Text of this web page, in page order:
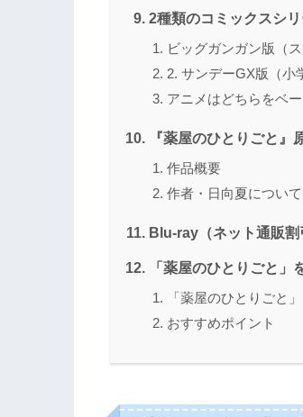
2種類のコミックスシ
ビッグガンガン版（
2. サンデーGX版（小
アニメはどちらをベ
『薬屋のひとりごと』
作品概要
作者・日向夏について
Blu-ray（ネット通販割
「薬屋のひとりごと」
「薬屋のひとりごと
おすすめポイント